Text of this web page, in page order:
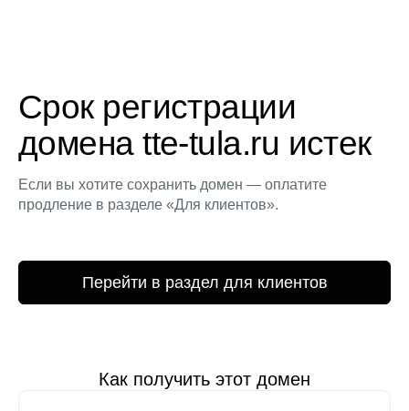
Срок регистрации
домена tte-tula.ru истек
Если вы хотите сохранить домен — оплатите
продление в разделе «Для клиентов».
Перейти в раздел для клиентов
Как получить этот домен